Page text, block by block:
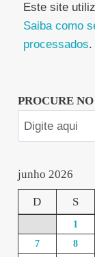
Este site
Saiba como
processados.
PROCURE
junho 2026
D S
1
7
8